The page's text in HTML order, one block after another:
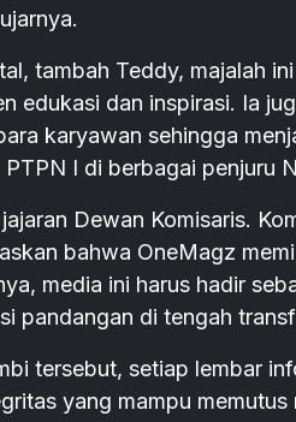
tambah Teddy, majalah
edukasi dan inspirasi. Ia
karyawan sehingga
I di berbagai penjuru
Dewan Komisaris.
bahwa OneMagz
media ini harus hadir
pandangan di tengah
tersebut, setiap lembar
yang mampu